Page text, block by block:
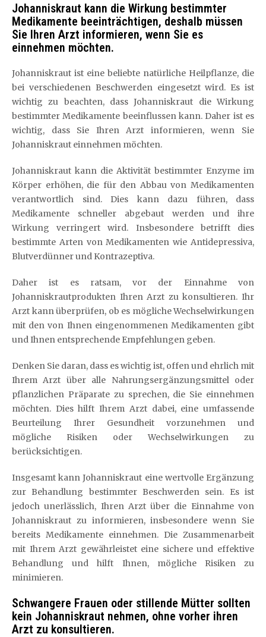
Johanniskraut kann die Wirkung bestimmter
Medikamente beeinträchtigen, deshalb müssen
Sie Ihren Arzt informieren, wenn Sie es
einnehmen möchten.
Johanniskraut ist eine beliebte natürliche Heilpflanze, die
bei verschiedenen Beschwerden eingesetzt wird. Es ist
wichtig zu beachten, dass Johanniskraut die Wirkung
bestimmter Medikamente beeinflussen kann. Daher ist es
wichtig, dass Sie Ihren Arzt informieren, wenn Sie
Johanniskraut einnehmen möchten.
Johanniskraut kann die Aktivität bestimmter Enzyme im
Körper erhöhen, die für den Abbau von Medikamenten
verantwortlich sind. Dies kann dazu führen, dass
Medikamente schneller abgebaut werden und ihre
Wirkung verringert wird. Insbesondere betrifft dies
bestimmte Arten von Medikamenten wie Antidepressiva,
Blutverdünner und Kontrazeptiva.
Daher ist es ratsam, vor der Einnahme von
Johanniskrautprodukten Ihren Arzt zu konsultieren. Ihr
Arzt kann überprüfen, ob es mögliche Wechselwirkungen
mit den von Ihnen eingenommenen Medikamenten gibt
und Ihnen entsprechende Empfehlungen geben.
Denken Sie daran, dass es wichtig ist, offen und ehrlich mit
Ihrem Arzt über alle Nahrungsergänzungsmittel oder
pflanzlichen Präparate zu sprechen, die Sie einnehmen
möchten. Dies hilft Ihrem Arzt dabei, eine umfassende
Beurteilung Ihrer Gesundheit vorzunehmen und
mögliche Risiken oder Wechselwirkungen zu
berücksichtigen.
Insgesamt kann Johanniskraut eine wertvolle Ergänzung
zur Behandlung bestimmter Beschwerden sein. Es ist
jedoch unerlässlich, Ihren Arzt über die Einnahme von
Johanniskraut zu informieren, insbesondere wenn Sie
bereits Medikamente einnehmen. Die Zusammenarbeit
mit Ihrem Arzt gewährleistet eine sichere und effektive
Behandlung und hilft Ihnen, mögliche Risiken zu
minimieren.
Schwangere Frauen oder stillende Mütter sollten
kein Johanniskraut nehmen, ohne vorher ihren
Arzt zu konsultieren.